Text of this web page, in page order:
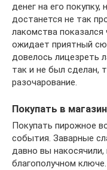
денег на его
достанется не так
лакомства
ожидает приятный
довелось лицезреть
так и не был сделан,
разочарование.
Покупать в
Покупать пирожное
события. Заварные
давно вы
благополучном